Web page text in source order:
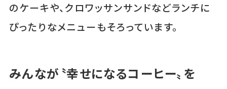
のケーキや、クロワッサンサンドなどランチに
ぴったりなメニューもそろっています。
みんなが〝幸せになるコーヒー〟を